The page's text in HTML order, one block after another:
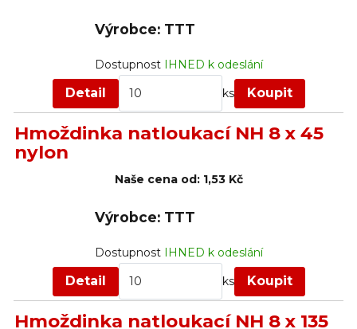
Výrobce: TTT
DostupnostIHNED k odeslání
Detail ks Koupit
Hmoždinka natloukací NH 8 x 45
nylon
Naše cena od:1,53 Kč
Výrobce: TTT
DostupnostIHNED k odeslání
Detail ks Koupit
Hmoždinka natloukací NH 8 x 135